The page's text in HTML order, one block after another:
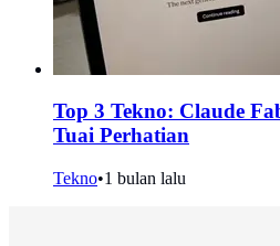
Top 3 Tekno: Claude
Tuai Perhatian
Tekno•1 bulan lalu